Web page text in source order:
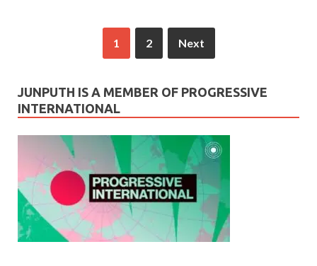
1 2 Next
JUNPUTH IS A MEMBER OF PROGRESSIVE
INTERNATIONAL